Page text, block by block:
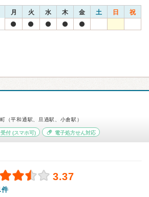
月 火 水 木 金 土 日 祝
（平和通駅、旦過駅、小倉駅）
付(スマホ可) 電子処方せん対応
3.37
件